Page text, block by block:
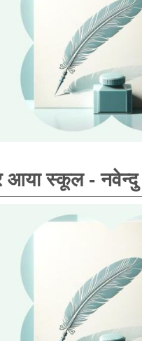
आया स्कूल - नवेन्दु